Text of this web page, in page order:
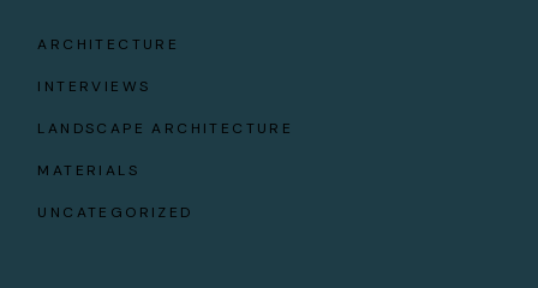
ARCHITECTURE
INTERVIEWS
LANDSCAPE ARCHITECTURE
MATERIALS
UNCATEGORIZED